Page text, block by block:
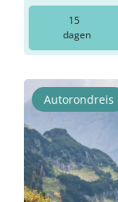
15
dagen
Autorondreis